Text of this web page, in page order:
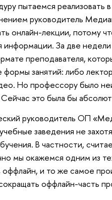
пытаемся реализовать
руководитель
онлайн-лекции, потому
За две недели
преподавателя,
формы занятий: либо
Но профессору было
Сейчас это была бы
руководитель ОП
заведения не
В частности,
мы окажемся одним из
оффлайн, и то же самое
оффлайн-часть